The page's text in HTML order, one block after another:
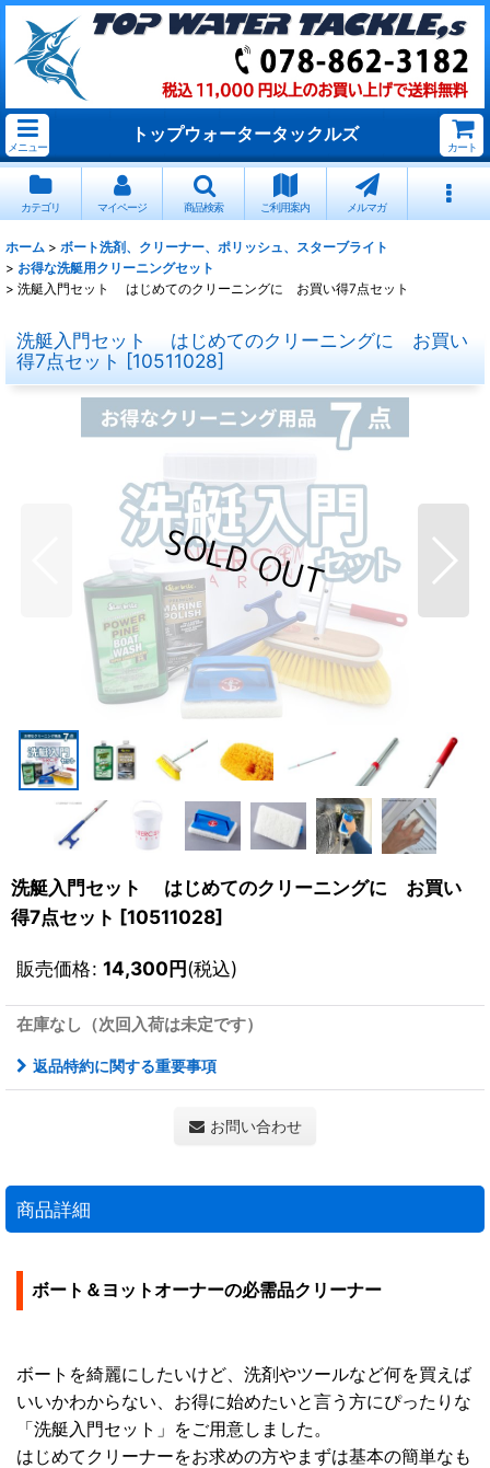
メニュー
トップウォータータックルズ
カート
カテゴリ マイページ 商品検索 ご利用案内 メルマガ
ホーム > ボート洗剤、クリーナー、ポリッシュ、スターブライト
> お得な洗艇用クリーニングセット
> 洗艇入門セット はじめてのクリーニングに お買い得7点セット
洗艇入門セット はじめてのクリーニングに お買い
得7点セット [10511028]
洗艇入門セット はじめてのクリーニングに お買い
得7点セット [10511028]
販売価格: 14,300円(税込)
在庫なし（次回入荷は未定です）
返品特約に関する重要事項
お問い合わせ
商品詳細
ボート＆ヨットオーナーの必需品クリーナー
ボートを綺麗にしたいけど、洗剤やツールなど何を買えば
いいかわからない、お得に始めたいと言う方にぴったりな
「洗艇入門セット」をご用意しました。
はじめてクリーナーをお求めの方やまずは基本の簡単なも